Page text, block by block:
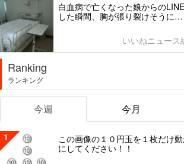
白血病で亡くなった娘からの
した瞬間、胸が張り裂けそうに…
いいねニュース
Ranking
ランキング
今週 今月
1
この画像の１０円玉を１枚だけ
にしてください！！